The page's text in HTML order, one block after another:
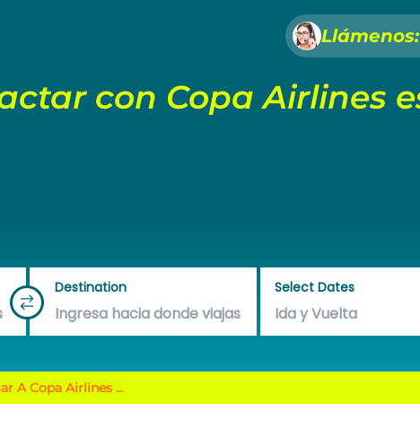
Llámenos:
con Copa Airlines
Destination Select Dates
A Copa Airlines ...